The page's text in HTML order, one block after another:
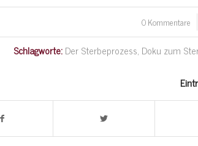
0 Kommentare
/
Schlagworte: Der Sterbeprozess, Doku zum